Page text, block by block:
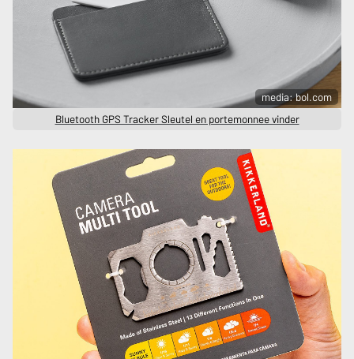
media: bol.com
Bluetooth GPS Tracker Sleutel en portemonnee vinder